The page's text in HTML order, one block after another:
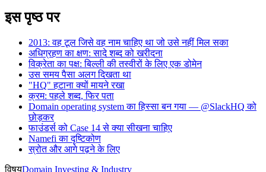
इस पृष्ठ पर
2013: वह टूल जिसे वह नाम चाहिए था जो उसे नहीं मिल सका
अधिग्रहण का क्षण: सादे शब्द को खरीदना
विक्रेता का पक्ष: बिल्ली की तस्वीरों के लिए एक डोमेन
उस समय पैसा अलग दिखता था
"HQ" हटाना क्यों मायने रखा
क्रम: पहले शब्द, फिर पता
Domain operating system का हिस्सा बन गया — @SlackHQ को
छोड़कर
फाउंडर्स को Case 14 से क्या सीखना चाहिए
Namefi का दृष्टिकोण
स्रोत और आगे पढ़ने के लिए
विषयDomain Investing & Industry